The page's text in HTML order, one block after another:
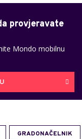
provjeravate
Mondo mobilnu
GRADONAČELNIK